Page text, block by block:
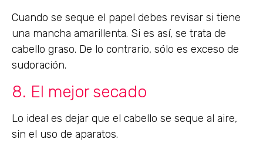
Cuando se seque el papel debes revisar si tiene
una mancha amarillenta. Si es así, se trata de
cabello graso. De lo contrario, sólo es exceso de
sudoración.
8. El mejor secado
Lo ideal es dejar que el cabello se seque al aire,
sin el uso de aparatos.